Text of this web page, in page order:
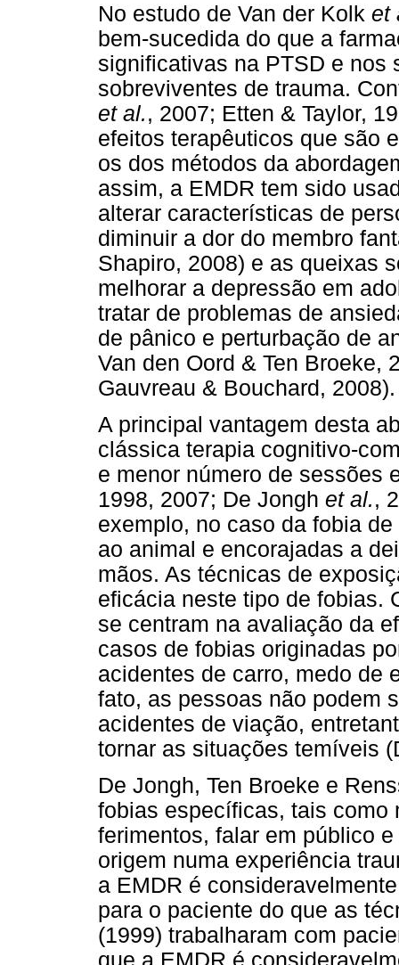
No estudo de Van der Kolk et
bem-sucedida do que a
significativas na PTSD e nos
sobreviventes de trauma.
et al., 2007; Etten & Taylor,
efeitos terapêuticos que são
os dos métodos da
assim, a EMDR tem sido
alterar características de
diminuir a dor do membro
Shapiro, 2008) e as queixas
melhorar a depressão em
tratar de problemas de
de pânico e perturbação de
Van den Oord & Ten Broeke,
Gauvreau & Bouchard, 2008).
A principal vantagem desta
clássica terapia cognitivo-
e menor número de sessões
1998, 2007; De Jongh et al.,
exemplo, no caso da fobia
ao animal e encorajadas a
mãos. As técnicas de
eficácia neste tipo de fobias.
se centram na avaliação da
casos de fobias originadas
acidentes de carro, medo de
fato, as pessoas não podem
acidentes de viação,
tornar as situações temíveis
De Jongh, Ten Broeke e
fobias específicas, tais como
ferimentos, falar em público
origem numa experiência
a EMDR é
para o paciente do que as
(1999) trabalharam com